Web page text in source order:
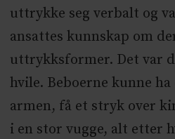
uttrykke seg verbalt og
ansattes kunnskap om
uttrykksformer. Det var
hvile. Beboerne kunne
armen, få et stryk over
i en stor vugge, alt etter